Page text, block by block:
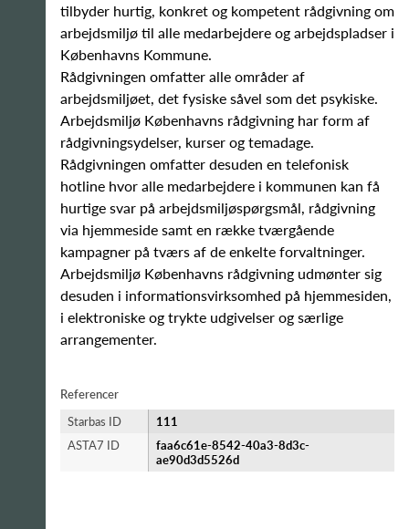
tilbyder hurtig, konkret og kompetent rådgivning om
arbejdsmiljø til alle medarbejdere og arbejdspladser i
Københavns Kommune.
Rådgivningen omfatter alle områder af
arbejdsmiljøet, det fysiske såvel som det psykiske.
Arbejdsmiljø Københavns rådgivning har form af
rådgivningsydelser, kurser og temadage.
Rådgivningen omfatter desuden en telefonisk
hotline hvor alle medarbejdere i kommunen kan få
hurtige svar på arbejdsmiljøspørgsmål, rådgivning
via hjemmeside samt en række tværgående
kampagner på tværs af de enkelte forvaltninger.
Arbejdsmiljø Københavns rådgivning udmønter sig
desuden i informationsvirksomhed på hjemmesiden,
i elektroniske og trykte udgivelser og særlige
arrangementer.
Referencer
Starbas ID
111
ASTA7 ID
faa6c61e-8542-40a3-8d3c-
ae90d3d5526d